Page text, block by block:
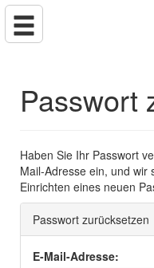
Passwort
Haben Sie Ihr Passwort
Mail-Adresse ein, und wir
Einrichten eines neuen
Passwort zurücksetzen
E-Mail-Adresse: